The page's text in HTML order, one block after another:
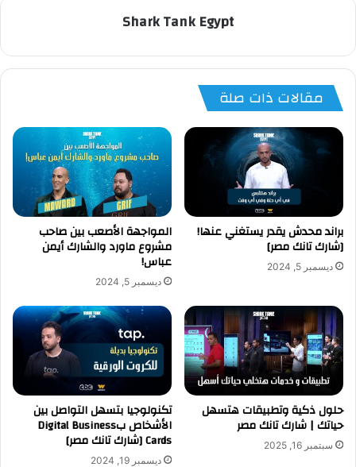
Shark Tank Egypt
مقالات ذات صلة
براند محدش يقدر يستغني عنها!
[شارك تانك مصر]
ديسمبر 5, 2024
المواجهة الأصعب بين صاحب
مشروع ماورد والشارك أيمن
عباس!
ديسمبر 5, 2024
حلول ذكية وتطبيقات هتسهل
حياتك | شارك تانك مصر
سبتمبر 16, 2025
تكنولوجيا بتسهل التواصل بين
الأشخاص بDigital Business
Cards [شارك تانك مصر]
ديسمبر 19, 2024